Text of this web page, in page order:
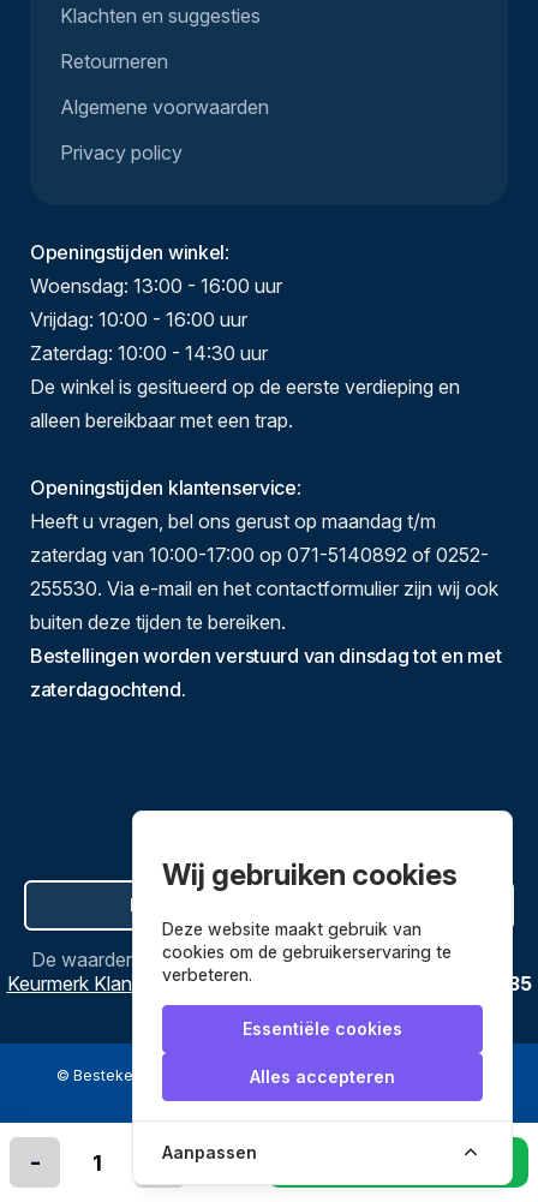
- + In winkelmandje leggen
Klachten en suggesties
Retourneren
Algemene voorwaarden
Privacy policy
Openingstijden winkel:
Woensdag: 13:00 - 16:00 uur
Vrijdag: 10:00 - 16:00 uur
Zaterdag: 10:00 - 14:30 uur
De winkel is gesitueerd op de eerste verdieping en
alleen bereikbaar met een trap.
Openingstijden klantenservice:
Heeft u vragen, bel ons gerust op maandag t/m
zaterdag van 10:00-17:00 op 071-5140892 of 0252-
255530. Via e-mail en het contactformulier zijn wij ook
buiten deze tijden te bereiken.
Bestellingen worden verstuurd van dinsdag tot en met
zaterdagochtend.
Hier de overeenkomst ontbinden
De waardering vanBestekenpannen.nlbijWebwinkel
Keurmerk Klantbeoordelingen
3635
reviews.
© Bestekenpannen.nl 2026 een webshop van
Wij gebruiken cookies
Deze website maakt gebruik van
cookies om de gebruikerservaring te
verbeteren.
Essentiële cookies
Alles accepteren
Aanpassen